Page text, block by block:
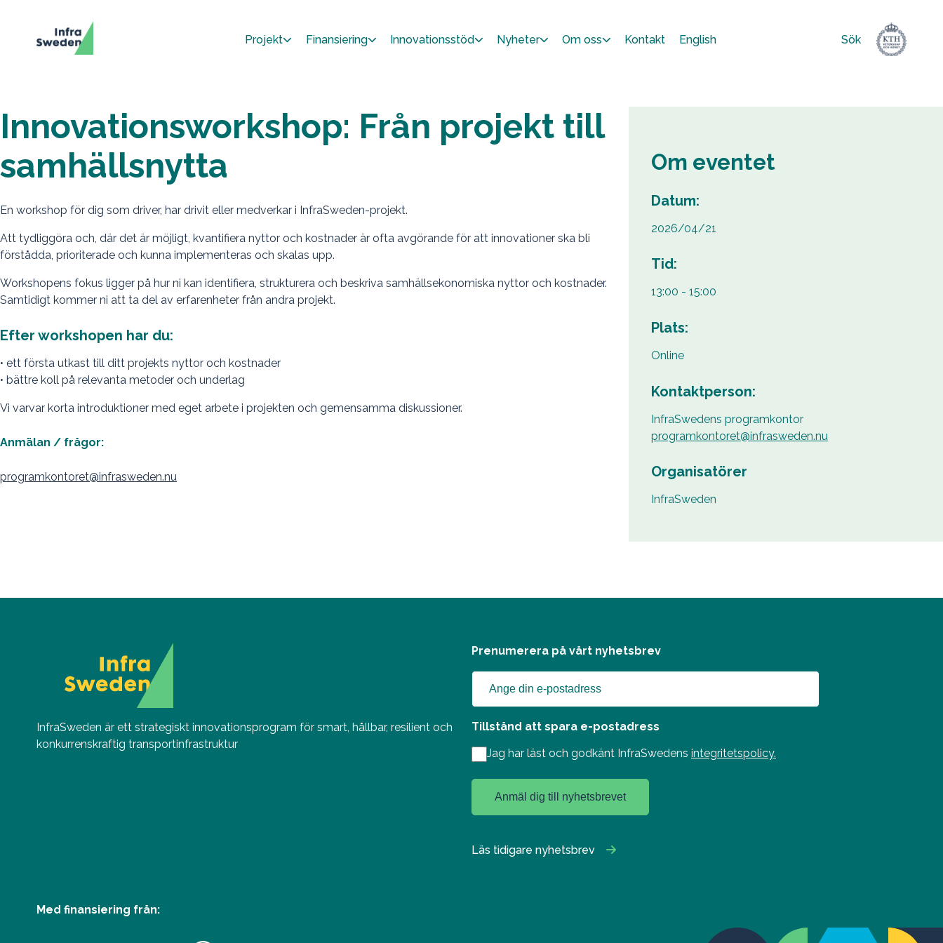
Projekt Finansiering Innovationsstöd Nyheter Om oss Kontakt English Sök
Sök
efter:
Innovationsworkshop: Från projekt till
samhällsnytta
En workshop för dig som driver, har drivit eller medverkar i InfraSweden-projekt.
Att tydliggöra och, där det är möjligt, kvantifiera nyttor och kostnader är ofta avgörande för att innovationer ska bli
förstådda, prioriterade och kunna implementeras och skalas upp.
Workshopens fokus ligger på hur ni kan identifiera, strukturera och beskriva samhällsekonomiska nyttor och kostnader.
Samtidigt kommer ni att ta del av erfarenheter från andra projekt.
Efter workshopen har du:
• ett första utkast till ditt projekts nyttor och kostnader
• bättre koll på relevanta metoder och underlag
Vi varvar korta introduktioner med eget arbete i projekten och gemensamma diskussioner.
Anmälan / frågor:
programkontoret@infrasweden.nu
Om eventet
Datum:
2026/04/21
Tid:
13:00 - 15:00
Plats:
Online
Kontaktperson:
InfraSwedens programkontor
programkontoret@infrasweden.nu
Organisatörer
InfraSweden
InfraSweden är ett strategiskt innovationsprogram för smart, hållbar, resilient och
konkurrenskraftig transportinfrastruktur
Prenumerera på vårt nyhetsbrev
Tillstånd att spara e-postadress
Jag har läst och godkänt InfraSwedens integritetspolicy.
Anmäl dig till nyhetsbrevet
Läs tidigare nyhetsbrev
Med finansiering från: